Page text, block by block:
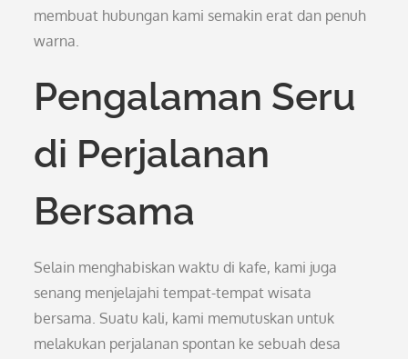
membuat hubungan kami semakin erat dan penuh
warna.
Pengalaman Seru
di Perjalanan
Bersama
Selain menghabiskan waktu di kafe, kami juga
senang menjelajahi tempat-tempat wisata
bersama. Suatu kali, kami memutuskan untuk
melakukan perjalanan spontan ke sebuah desa